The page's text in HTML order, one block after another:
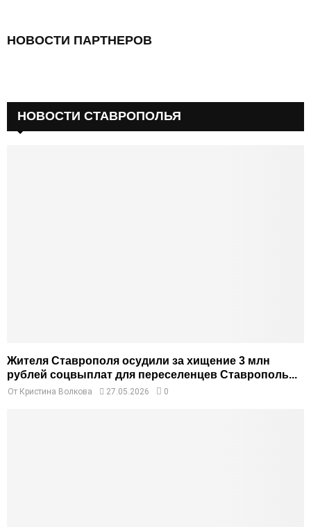
НОВОСТИ ПАРТНЕРОВ
НОВОСТИ СТАВРОПОЛЬЯ
Жителя Ставрополя осудили за хищение 3 млн
рублей соцвыплат для переселенцев Ставрополь...
От Кристина Волкова 27.05.2026 0